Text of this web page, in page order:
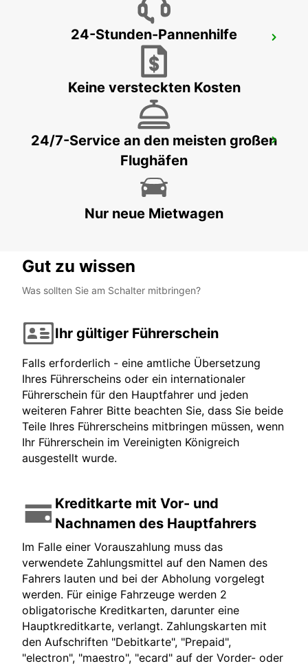
SLOUGH
SLOUGH - UNITED KINGDOM
WATFORD
WATFORD - UNITED KINGDOM
24-Stunden-Pannenhilfe
Keine versteckten Kosten
24/7-Service an den meisten großen
Flughäfen
Nur neue Mietwagen
Gut zu wissen
Was sollten Sie am Schalter mitbringen?
Ihr gültiger Führerschein
Falls erforderlich - eine amtliche Übersetzung
Ihres Führerscheins oder ein internationaler
Führerschein für den Hauptfahrer und jeden
weiteren Fahrer Bitte beachten Sie, dass Sie beide
Teile Ihres Führerscheins mitbringen müssen, wenn
Ihr Führerschein im Vereinigten Königreich
ausgestellt wurde.
Kreditkarte mit Vor- und
Nachnamen des Hauptfahrers
Im Falle einer Vorauszahlung muss das
verwendete Zahlungsmittel auf den Namen des
Fahrers lauten und bei der Abholung vorgelegt
werden. Für einige Fahrzeuge werden 2
obligatorische Kreditkarten, darunter eine
Hauptkreditkarte, verlangt. Zahlungskarten mit
den Aufschriften "Debitkarte", "Prepaid",
"electron", "maestro", "ecard" auf der Vorder- oder